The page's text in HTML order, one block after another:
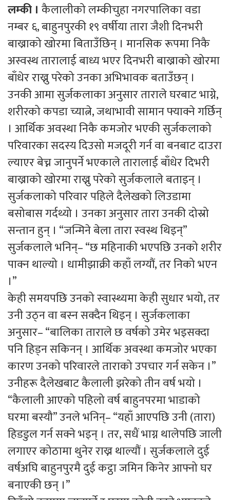
लम्की । कैलालीको लम्कीचुहा नगरपालिका वडा
नम्बर ६, बाहुनपुरकी १९ वर्षीया तारा जैशी दिनभरी
बाख्राको खोरमा बिताउँछिन् । मानसिक रूपमा निकै
अस्वस्थ तारालाई बाध्य भएर दिनभरी बाख्राको खोरमा
बाँधेर राख्नु परेको उनका अभिभावक बताउँछन् ।
उनकी आमा सुर्जकलाका अनुसार ताराले घरबाट भाग्ने,
शरीरको कपडा च्यात्ने, जथाभावी सामान फ्याक्ने गर्छिन्
। आर्थिक अवस्था निकै कमजोर भएकी सुर्जकलाको
परिवारका सदस्य दिउसो मजदूरी गर्न वा बनबाट दाउरा
ल्याएर बेच्न जानुपर्ने भएकाले तारालाई बाँधेर दिभरी
बाख्राको खोरमा राख्नु परेको सुर्जकलाले बताइन् ।
सुर्जकलाको परिवार पहिले दैलेखको लिउडामा
बसोबास गर्दथ्यो । उनका अनुसार तारा उनकी दोस्रो
सन्तान हुन् । “जन्मिने बेला तारा स्वस्थ थिइन्”
सुर्जकलाले भनिन्– “छ महिनाकी भएपछि उनको शरीर
पाक्न थाल्यो । धामीझाक्री कहाँ लग्यौं, तर निको भएन
।”
केही समयपछि उनको स्वास्थ्यमा केही सुधार भयो, तर
उनी उठ्न वा बस्न सक्दैन थिइन् । सुर्जकलाका
अनुसार– “बालिका ताराले छ वर्षको उमेर भइसक्दा
पनि हिड्न सकिनन् । आर्थिक अवस्था कमजोर भएका
कारण उनको परिवारले ताराको उपचार गर्न सकेन ।”
उनीहरू दैलेखबाट कैलाली झरेको तीन वर्ष भयो ।
“कैलाली आएको पहिलो वर्ष बाहुनपरमा भाडाको
घरमा बस्यौ” उनले भनिन्– “यहाँ आएपछि उनी (तारा)
हिडडुल गर्न सक्ने भइन् । तर, सधैं भाग्न थालेपछि जाली
लगाएर कोठामा थुनेर राख्न थाल्यौं । सुर्जकलाले दुई
वर्षअघि बाहुनपुरमै दुई कट्ठा जमिन किनेर आफ्नो घर
बनाएकी छन् ।”